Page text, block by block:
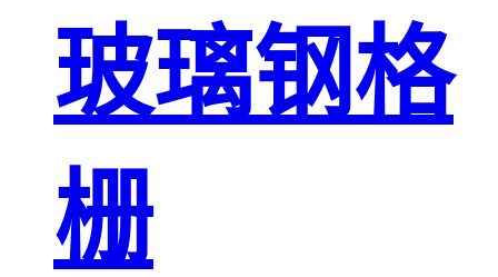
玻璃钢格
栅